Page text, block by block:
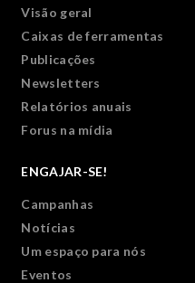
Visão geral
Caixas de ferramentas
Publicações
Newsletters
Relatórios anuais
Forus na mídia
ENGAJAR-SE!
Campanhas
Notícias
Um espaço para nós
Eventos